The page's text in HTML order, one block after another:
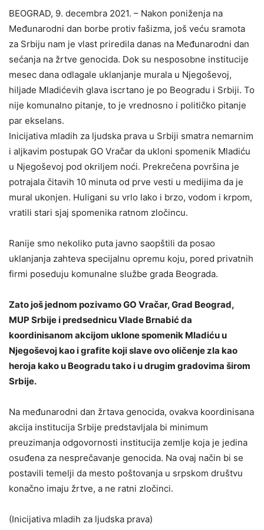
BEOGRAD, 9. decembra 2021. – Nakon poniženja na
Međunarodni dan borbe protiv fašizma, još veću sramota
za Srbiju nam je vlast priredila danas na Međunarodni dan
sećanja na žrtve genocida. Dok su nesposobne institucije
mesec dana odlagale uklanjanje murala u Njegoševoj,
hiljade Mladićevih glava iscrtano je po Beogradu i Srbiji. To
nije komunalno pitanje, to je vrednosno i političko pitanje
par ekselans.
Inicijativa mladih za ljudska prava u Srbiji smatra nemarnim
i aljkavim postupak GO Vračar da ukloni spomenik Mladiću
u Njegoševoj pod okriljem noći. Prekrečena površina je
potrajala čitavih 10 minuta od prve vesti u medijima da je
mural ukonjen. Huligani su vrlo lako i brzo, vodom i krpom,
vratili stari sjaj spomenika ratnom zločincu.
Ranije smo nekoliko puta javno saopštili da posao
uklanjanja zahteva specijalnu opremu koju, pored privatnih
firmi poseduju komunalne službe grada Beograda.
Zato još jednom pozivamo GO Vračar, Grad Beograd,
MUP Srbije i predsednicu Vlade Brnabić da
koordinisanom akcijom uklone spomenik Mladiću u
Njegoševoj kao i grafite koji slave ovo oličenje zla kao
heroja kako u Beogradu tako i u drugim gradovima širom
Srbije.
Na međunarodni dan žrtava genocida, ovakva koordinisana
akcija institucija Srbije predstavljala bi minimum
preuzimanja odgovornosti institucija zemlje koja je jedina
osuđena za nesprečavanje genocida. Na ovaj način bi se
postavili temelji da mesto poštovanja u srpskom društvu
konačno imaju žrtve, a ne ratni zločinci.
(Inicijativa mladih za ljudska prava)